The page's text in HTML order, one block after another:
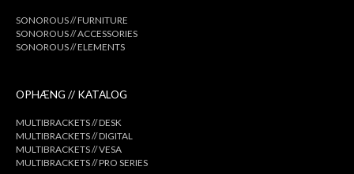
SONOROUS // FURNITURE
SONOROUS // ACCESSORIES
SONOROUS // ELEMENTS
OPHÆNG // KATALOG
MULTIBRACKETS // DESK
MULTIBRACKETS // DIGITAL
MULTIBRACKETS // VESA
MULTIBRACKETS // PRO SERIES